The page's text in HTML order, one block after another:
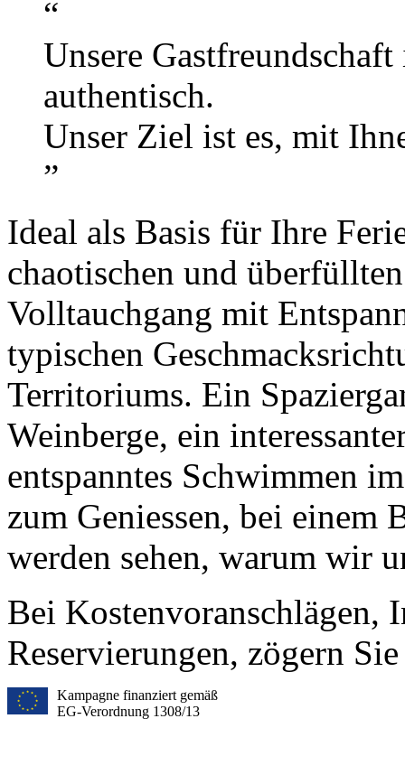
“
Unsere
authentisch.
Unser Ziel ist es, mit
”
Ideal als Basis für Ihre
chaotischen und
Volltauchgang mit
typischen
Territoriums. Ein
Weinberge, ein
entspanntes Schwimmen
zum Geniessen, bei einem
werden sehen, warum wir
Bei Kostenvoranschlägen,
Reservierungen, zögern
Kampagne finanziert gemäß
EG-Verordnung 1308/13